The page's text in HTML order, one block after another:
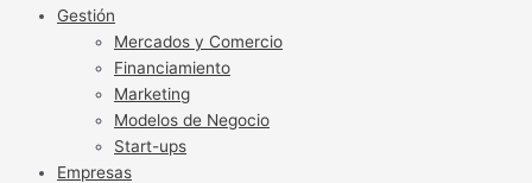
Gestión
Mercados y Comercio
Financiamiento
Marketing
Modelos de Negocio
Start-ups
Empresas